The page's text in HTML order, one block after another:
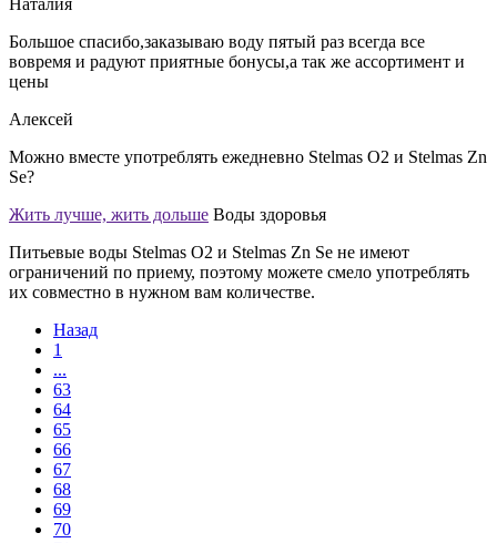
Большое спасибо,заказываю воду пятый раз всегда все
вовремя и радуют приятные бонусы,а так же ассортимент и
цены
Алексей
Можно вместе употреблять ежедневно Stelmas O2 и Stelmas Zn
Se?
Жить лучше, жить дольше Воды здоровья
Питьевые воды Stelmas O2 и Stelmas Zn Se не имеют
ограничений по приему, поэтому можете смело употреблять
их совместно в нужном вам количестве.
Назад
1
...
63
64
65
66
67
68
69
70